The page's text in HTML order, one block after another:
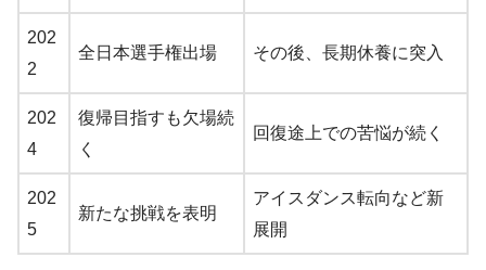
202
2
全日本選手権出場 その後、長期休養に突入
202
4
復帰目指すも欠場続
く
回復途上での苦悩が続く
202
5
新たな挑戦を表明
アイスダンス転向など新
展開